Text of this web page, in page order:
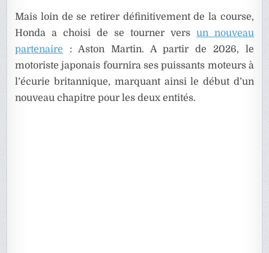
Mais loin de se retirer définitivement de la course,
Honda a choisi de se tourner vers un nouveau
partenaire : Aston Martin. A partir de 2026, le
motoriste japonais fournira ses puissants moteurs à
l’écurie britannique, marquant ainsi le début d’un
nouveau chapitre pour les deux entités.